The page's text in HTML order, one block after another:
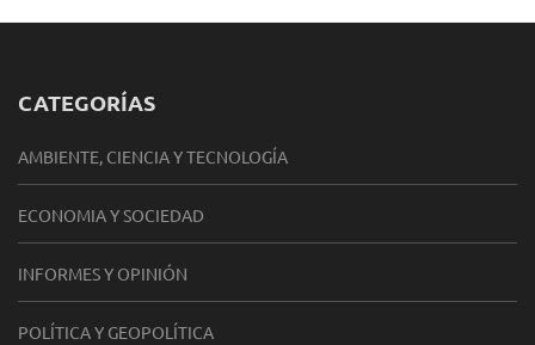
CATEGORÍAS
AMBIENTE, CIENCIA Y TECNOLOGÍA
ECONOMIA Y SOCIEDAD
INFORMES Y OPINIÓN
POLÍTICA Y GEOPOLÍTICA